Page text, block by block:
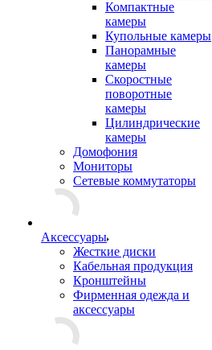
Компактные
камеры
Купольные камеры
Панорамные
камеры
Скоростные
поворотные
камеры
Цилиндрические
камеры
Домофония
Мониторы
Сетевые коммутаторы
Аксессуары
Жесткие диски
Кабельная продукция
Кронштейны
Фирменная одежда и
аксессуары